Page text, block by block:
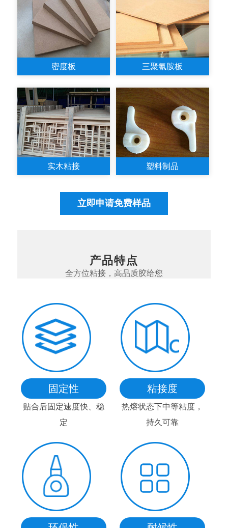
密度板 三聚氰胺板
实木粘接 塑料制品
立即申请免费样品
产品特点
全方位粘接，高品质胶给您
固定性
贴合后固定速度快、稳
定
粘接度
热熔状态下中等粘度，
持久可靠